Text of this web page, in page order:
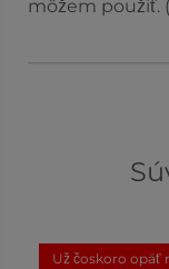
môžem použiť.
Už čoskoro opäť